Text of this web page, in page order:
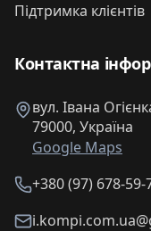
Підтримка клієнтів
Контактна
вул. Івана
79000, Україна
Google Maps
+380 (97) 678-59-